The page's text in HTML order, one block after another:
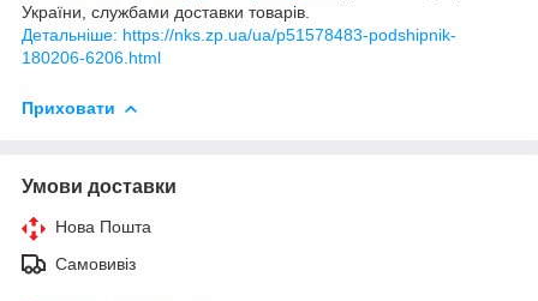
України, службами доставки товарів.
Детальніше: https://nks.zp.ua/ua/p51578483-podshipnik-
180206-6206.html
Приховати
Умови доставки
Нова Пошта
Самовивіз